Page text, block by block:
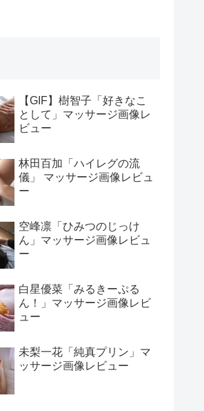
【GIF】樹智子「好きなこ
として」マッサージ画像レ
ビュー
林田百加「ハイレグの流
儀」 マッサージ画像レビュ
ー
空峰凛「ひみつのじっけ
ん」マッサージ画像レビュ
ー
白星優菜「みるきーぷる
ん！」マッサージ画像レビ
ュー
未梨一花「純真プリン」マ
ッサージ画像レビュー